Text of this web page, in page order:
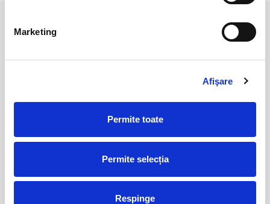
Marketing
Afişare
Permite toate
Permite selecția
Respinge
PRODUSE ASEMANATOARE
Sfera granat
Sfera granat